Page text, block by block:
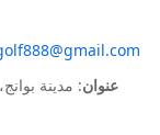
عنوان: مدينة